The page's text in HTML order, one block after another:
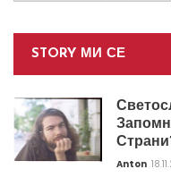
STORY МИ СЕ
Anton